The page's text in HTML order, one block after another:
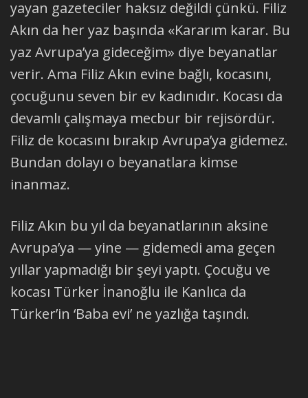
yayan gazeteciler haksız değildi çünkü. Filiz
Akın da her yaz başında «Kararım karar. Bu
yaz Avrupa’ya gideceğim» diye beyanatlar
verir. Ama Filiz Akın evine bağlı, kocasını,
çocuğunu seven bir ev kadınıdır. Kocası da
devamlı çalışmaya mecbur bir rejisördür.
Filiz de kocasını bırakıp Avrupa’ya gidemez.
Bundan dolayı o beyanatlara kimse
inanmaz.
Filiz Akın bu yıl da beyanatlarının aksine
Avrupa’ya — yine — gidemedi ama geçen
yıllar yapmadığı bir şeyi yaptı. Çocuğu ve
kocası Türker İnanoğlu ile Kanlıca da
Türker’in ‘Baba evi’ ne yazlığa taşındı.